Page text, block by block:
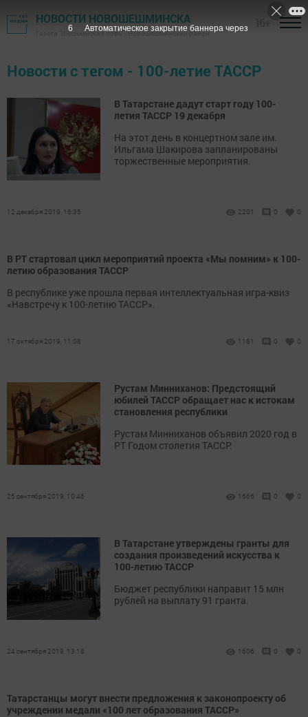
НОВОСТИ НОВОШЕШМИНСКА
Газета "Шешминская новь" - Новошешминский район
Новости с тегом - 100-летие ТАССР
В Татарстане дадут старт году 100-
летия ТАССР 19 декабря
На этот день в концертном зале им.
Ильгама Шакирова запланированы
торжественные мероприятия.
12 декабря 2019, 16:35 2201 0 0
В РТ стартовал цикл мероприятий проекта «Мы помним» к 100-
летию образования ТАССР
В республике уже прошла первая интеллектуальная игра-квиз
«Навстречу к 100-летию ТАССР».
17 октября 2019, 11:08 1181 0 0
Рустам Минниханов: Предстоящий
юбилей ТАССР обращает нас к истокам
становления республики
Рустам Минниханов объявил 2020 год в
РТ Годом столетия ТАССР.
25 сентября 2019, 10:46 1666 0 0
В Татарстане утверждены гранты для
создания произведений искусства к
100-летию ТАССР
Бюджет республики направит 15 млн
рублей на выплату 91 гранта.
24 сентября 2019, 13:18 1606 0 0
Татарстанцы могут внести предложения к законопроекту об
учреждении медали «100 лет образования ТАССР»
6 Автоматическое закрытие баннера через